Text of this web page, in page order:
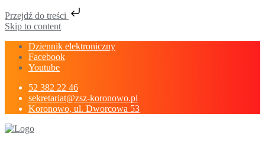
Przejdź do treści
Skip to content
Dziennik elektroniczny
Facebook
Youtube
52 382 22 46
sekretariat@zsz-koronowo.pl
Koronowo, ul. Dworcowa 53